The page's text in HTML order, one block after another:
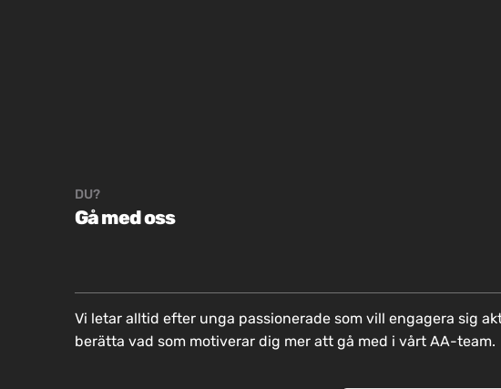
DU?
Gå med oss
Vi letar alltid efter unga passionerade som vill engagera sig
berätta vad som motiverar dig mer att gå med i vårt AA-team.